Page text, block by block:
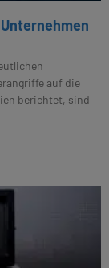
auf die
berichtet, sind